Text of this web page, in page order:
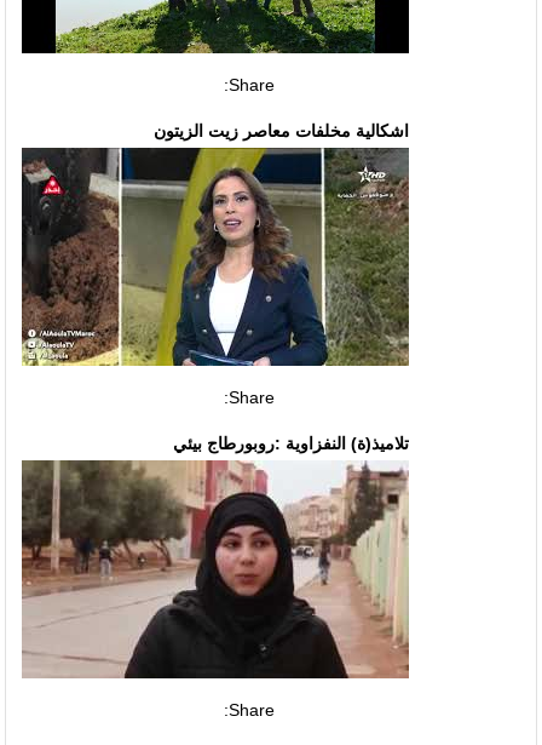
Share:
اشكالية مخلفات معاصر زيت الزيتون
Share:
تلاميذ(ة) النفزاوية :روبورطاج بيئي
Share: